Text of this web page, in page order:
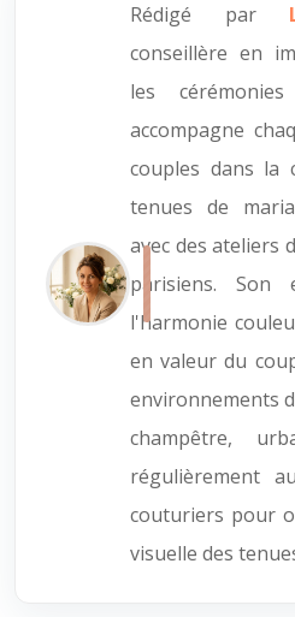
Rédigé par
conseillère en
les
accompagne
couples dans la
tenues de
avec des ateliers
parisiens. Son
l'harmonie
en valeur du
environnements
champêtre,
régulièrement
couturiers pour
visuelle des